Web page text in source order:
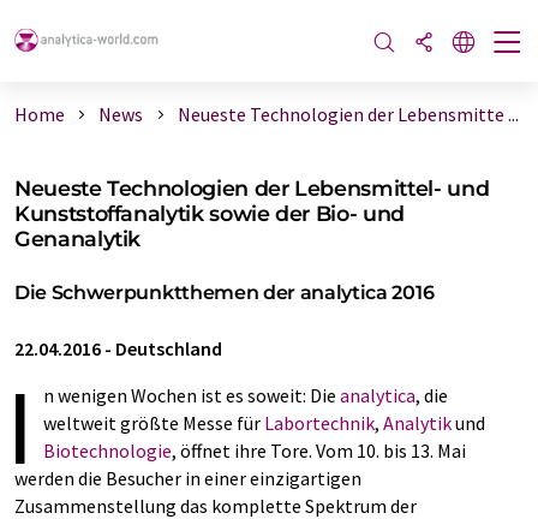
Home News Neueste Technologien der Lebensmitte ...
Neueste Technologien der Lebensmittel- und
Kunststoffanalytik sowie der Bio- und
Genanalytik
Die Schwerpunktthemen der analytica 2016
22.04.2016 - Deutschland
I n wenigen Wochen ist es soweit: Die analytica, die
weltweit größte Messe für Labortechnik, Analytikund
Biotechnologie, öffnet ihre Tore. Vom 10. bis 13. Mai
werden die Besucher in einer einzigartigen
Zusammenstellung das komplette Spektrum der